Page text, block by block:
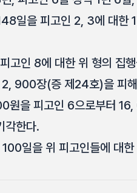
일을 피고인 2, 3에 대한
고인 8에 대한 위 형의 집
900장(증 제24호)을 피
을 피고인 6으로부터
각한다.
일을 위 피고인들에 대